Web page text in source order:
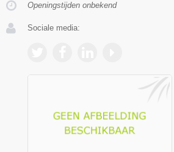
Openingstijden onbekend
Sociale media: